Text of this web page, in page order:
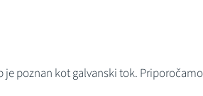
poznan kot galvanski tok.